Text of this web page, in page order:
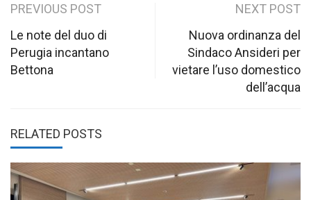
Post
navigation
PREVIOUS POST
Le note del duo di
Perugia incantano
Bettona
NEXT POST
Nuova ordinanza del
Sindaco Ansideri per
vietare l’uso domestico
dell’acqua
RELATED POSTS